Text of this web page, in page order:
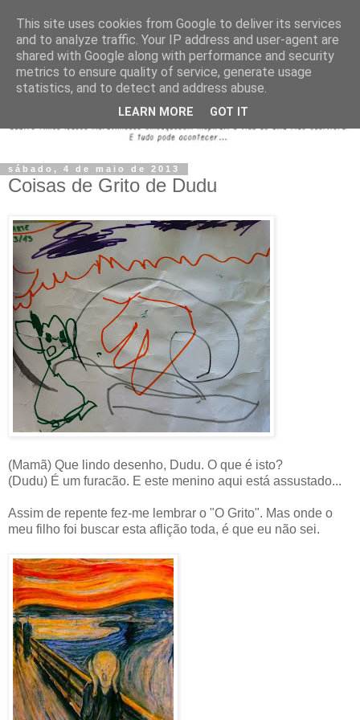
sábado, 4 de maio de 2013
Coisas de Grito de Dudu
(Mamã) Que lindo desenho, Dudu. O que é isto?
(Dudu) É um furacão. E este menino aqui está assustado...
Assim de repente fez-me lembrar o "O Grito". Mas onde o
meu filho foi buscar esta aflição toda, é que eu não sei.
This site uses cookies from Google to deliver its services
and to analyze traffic. Your IP address and user-agent are
shared with Google along with performance and security
metrics to ensure quality of service, generate usage
statistics, and to detect and address abuse.
LEARN MORE GOT IT